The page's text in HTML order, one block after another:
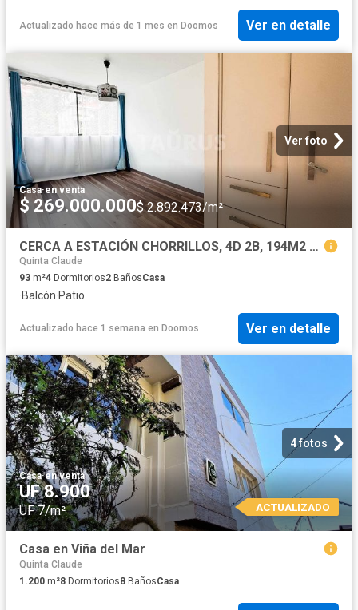
Actualizado hace más de 1 mes en Doomos Ver en detalle
Ver foto
Casa·en venta
$ 269.000.000$ 2.892.473/m²
CERCA A ESTACIÓN CHORRILLOS, 4D 2B, 194M2 REMODELADA
Quinta Claude
93 m²4 Dormitorios2 BañosCasa
·Balcón·Patio
Actualizado hace 1 semana en Doomos Ver en detalle
4 fotos
Casa·en venta
UF 8.900
UF 7/m² ACTUALIZADO
Casa en Viña del Mar
Quinta Claude
1.200 m²8 Dormitorios8 BañosCasa